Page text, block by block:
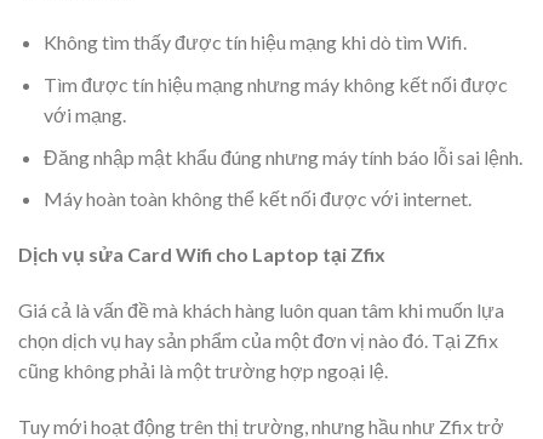
Không tìm thấy được tín hiệu mạng khi dò tìm Wifi.
Tìm được tín hiệu mạng nhưng máy không kết nối được
với mạng.
Đăng nhập mật khẩu đúng nhưng máy tính báo lỗi sai lệnh.
Máy hoàn toàn không thể kết nối được với internet.
Dịch vụ sửa Card Wifi cho Laptop tại Zfix
Giá cả là vấn đề mà khách hàng luôn quan tâm khi muốn lựa
chọn dịch vụ hay sản phẩm của một đơn vị nào đó. Tại Zfix
cũng không phải là một trường hợp ngoại lệ.
Tuy mới hoạt động trên thị trường, nhưng hầu như Zfix trở